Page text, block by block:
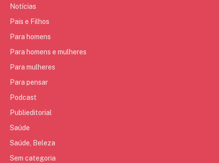
Notícias
Pais e Filhos
Para homens
Para homens e mulheres
Para mulheres
Para pensar
Podcast
Publieditorial
Saúde
Saúde, Beleza
Sem categoria